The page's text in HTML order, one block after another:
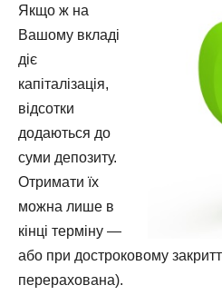
Якщо ж на
Вашому вкладі
діє
капіталізація,
відсотки
додаються до
суми депозиту.
Отримати їх
можна лише в
кінці терміну —
або при достроковому
перерахована).